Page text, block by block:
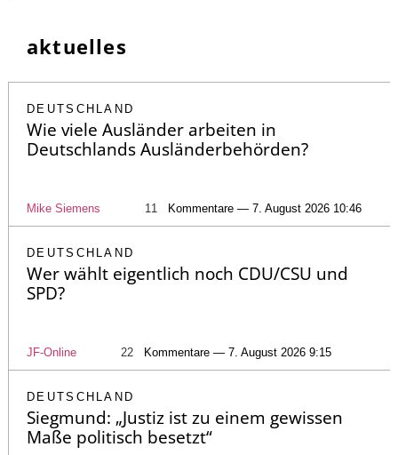
aktuelles
DEUTSCHLAND
Wie viele Ausländer arbeiten in
Deutschlands Ausländerbehörden?
Mike Siemens 11 Kommentare — 7. August 2026 10:46
DEUTSCHLAND
Wer wählt eigentlich noch CDU/CSU und
SPD?
JF-Online 22 Kommentare — 7. August 2026 9:15
DEUTSCHLAND
Siegmund: „Justiz ist zu einem gewissen
Maße politisch besetzt“